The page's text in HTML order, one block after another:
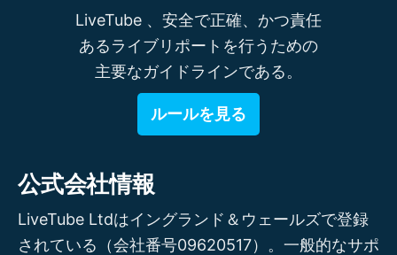
LiveTube 、安全で正確、かつ責任
あるライブリポートを行うための
主要なガイドラインである。
ルールを見る
公式会社情報
LiveTube Ltdはイングランド＆ウェールズで登録
されている（会社番号09620517）。一般的なサポ